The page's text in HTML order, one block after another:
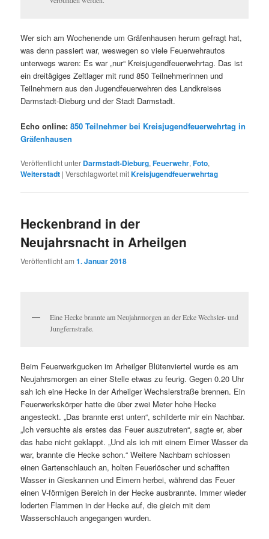
Wer sich am Wochenende um Gräfenhausen herum gefragt hat,
was denn passiert war, weswegen so viele Feuerwehrautos
unterwegs waren: Es war „nur“ Kreisjugendfeuerwehrtag. Das ist
ein dreitägiges Zeltlager mit rund 850 Teilnehmerinnen und
Teilnehmern aus den Jugendfeuerwehren des Landkreises
Darmstadt-Dieburg und der Stadt Darmstadt.
Echo online:850 Teilnehmer bei Kreisjugendfeuerwehrtag in
Gräfenhausen
Veröffentlicht unter Darmstadt-Dieburg,Feuerwehr,Foto,
Weiterstadt |Verschlagwortet mitKreisjugendfeuerwehrtag
Heckenbrand in der
Neujahrsnacht in Arheilgen
Veröffentlicht am1. Januar 2018
Eine Hecke brannte am Neujahrmorgen an der Ecke Wechsler- und
Jungfernstraße.
Beim Feuerwerkgucken im Arheilger Blütenviertel wurde es am
Neujahrsmorgen an einer Stelle etwas zu feurig. Gegen 0.20 Uhr
sah ich eine Hecke in der Arheilger Wechslerstraße brennen. Ein
Feuerwerkskörper hatte die über zwei Meter hohe Hecke
angesteckt. „Das brannte erst unten“, schilderte mir ein Nachbar.
„Ich versuchte als erstes das Feuer auszutreten“, sagte er, aber
das habe nicht geklappt. „Und als ich mit einem Eimer Wasser da
war, brannte die Hecke schon.“ Weitere Nachbarn schlossen
einen Gartenschlauch an, holten Feuerlöscher und schafften
Wasser in Gieskannen und Eimern herbei, während das Feuer
einen V-förmigen Bereich in der Hecke ausbrannte. Immer wieder
loderten Flammen in der Hecke auf, die gleich mit dem
Wasserschlauch angegangen wurden.